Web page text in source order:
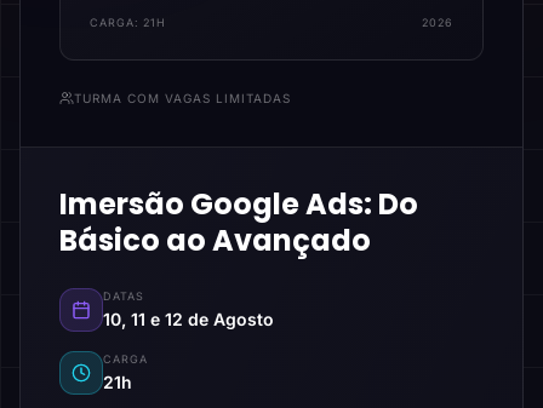
CARGA: 21H 2026
TURMA COM VAGAS LIMITADAS
Imersão Google Ads: Do
Básico ao Avançado
DATAS
10, 11 e 12 de Agosto
CARGA
21h